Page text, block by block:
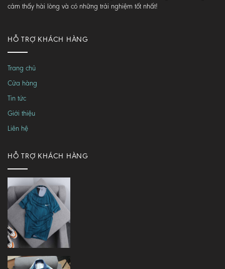
cảm thấy hài lòng và có những trải nghiệm tốt nhất!
HỖ TRỢ KHÁCH HÀNG
Trang chủ
Cửa hàng
Tin tức
Giới thiệu
Liên hệ
HỖ TRỢ KHÁCH HÀNG